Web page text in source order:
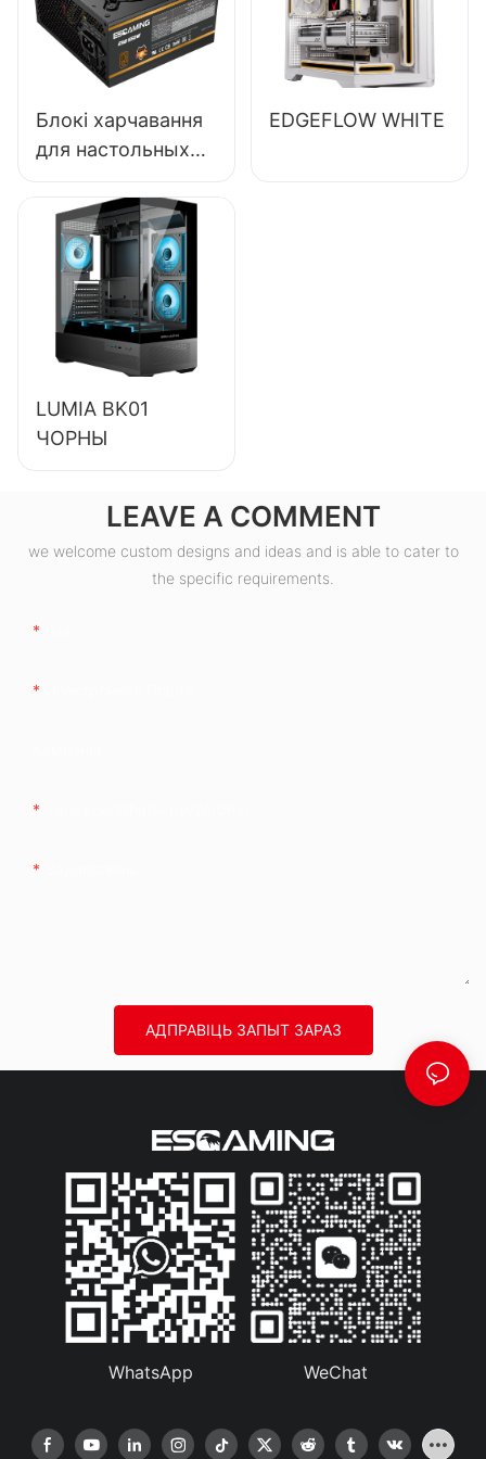
поўнамодульны,
80+ Bronze, для
настольных ПК
ESB650W
Блокі харчавання
для настольных
ПК ESGAMING
магутнасцю 550
Вт высокай якасці
з эфектыўнасцю
85%,
сертыфікаваны як
80+ Bronze
ESB550W
EDGEFLOW WHITE
LUMIA BK01
ЧОРНЫ
LEAVE A COMMENT
we welcome custom designs and ideas and is able to cater to
the specific requirements.
АДПРАВІЦЬ ЗАПЫТ ЗАРАЗ
WhatsApp WeChat